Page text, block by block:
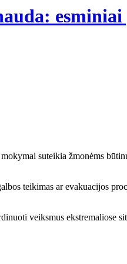
suteikia žmonėms
teikimas ar evakuacijos
veiksmus